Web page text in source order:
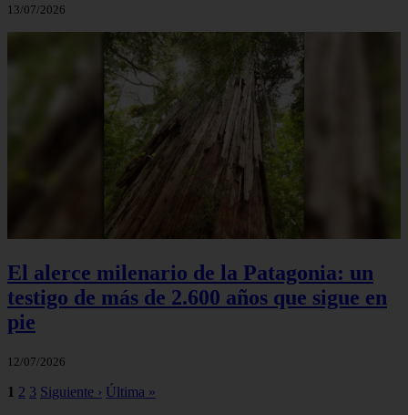
13/07/2026
El alerce milenario de la Patagonia: un
testigo de más de 2.600 años que sigue en
pie
12/07/2026
1 2 3 Siguiente › Última »